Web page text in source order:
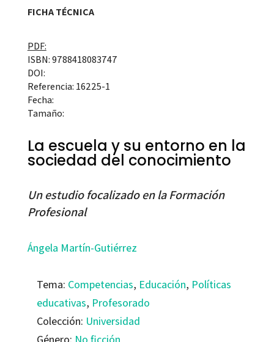
FICHA TÉCNICA
PDF:
ISBN: 9788418083747
DOI:
Referencia: 16225-1
Fecha:
Tamaño:
La escuela y su entorno en la
sociedad del conocimiento
Un estudio focalizado en la Formación
Profesional
Ángela Martín-Gutiérrez
Tema: Competencias, Educación, Políticas
educativas, Profesorado
Colección: Universidad
Género: No ficción